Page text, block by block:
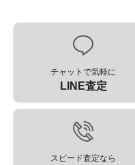
チャットで気軽に
LINE査定
スピード査定なら